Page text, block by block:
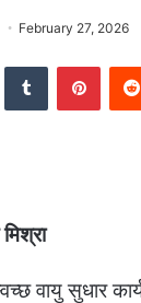
February 27, 2026
Tumblr
वायु सुधार